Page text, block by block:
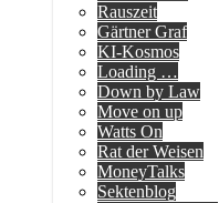
Rauszeit
Gärtner Graf
KI-Kosmos
Loading …
Down by Law
Move on up
Watts On
Rat der Weisen
MoneyTalks
Sektenblog